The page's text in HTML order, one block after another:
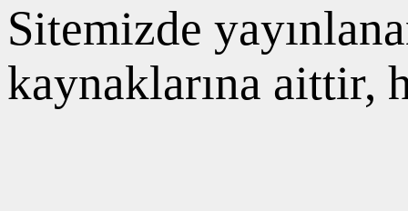
Sitemizde
kaynaklarına aittir,